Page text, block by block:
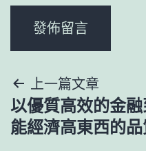
文
章
上一篇文章
以優質高效的金
能經濟高東西的